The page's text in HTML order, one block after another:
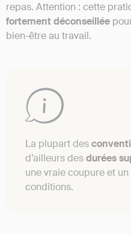
repas. Attention : cette
fortement déconseillée
bien-être au travail.
La plupart des
d’ailleurs desdurées
une vraie coupure et
conditions.